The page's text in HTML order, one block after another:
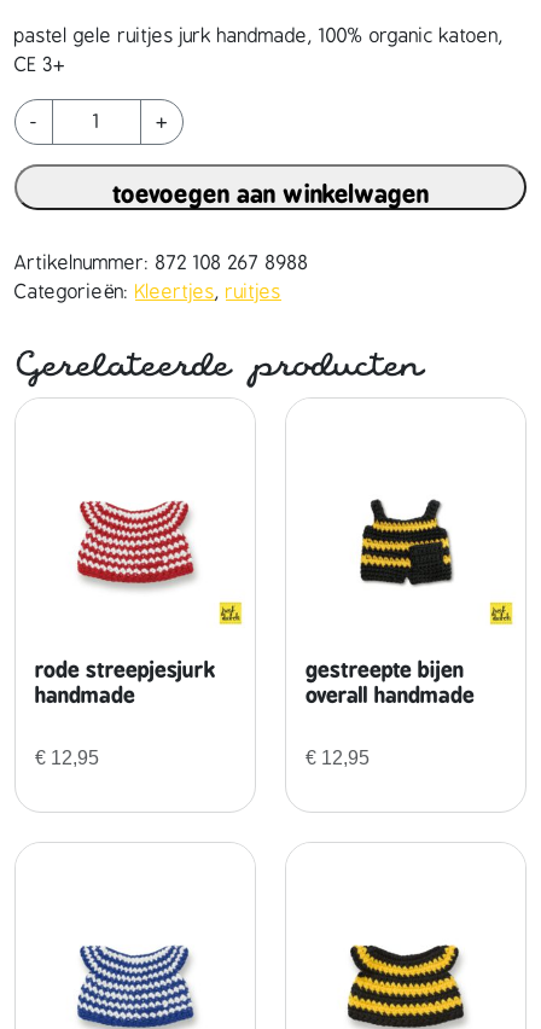
pastel gele ruitjes jurk handmade, 100% organic katoen,
CE 3+
-
p
a
s
t
l
g
e
r
d
a
+
toevoegen aan winkelwagen
Artikelnummer: 872 108 267 8988
Categorieën: Kleertjes, ruitjes
Gerelateerde producten
rode streepjesjurk
handmade
€ 12,95
gestreepte bijen
overall handmade
€ 12,95